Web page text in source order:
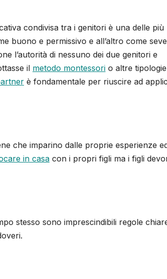
condivisa tra i genitori è una delle più
buono e permissivo e all’altro come
l’autorità di nessuno dei due genitori e
il metodo montessori o altre
è fondamentale per riuscire ad
che imparino dalle proprie esperienze
in casa con i propri figli ma i figli
stesso sono imprescindibili regole